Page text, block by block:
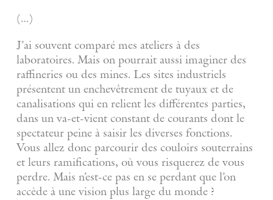
(…)
J’ai souvent comparé mes ateliers à des
laboratoires. Mais on pourrait aussi imaginer des
raffineries ou des mines. Les sites industriels
présentent un enchevêtrement de tuyaux et de
canalisations qui en relient les différentes parties,
dans un va-et-vient constant de courants dont le
spectateur peine à saisir les diverses fonctions.
Vous allez donc parcourir des couloirs souterrains
et leurs ramifications, où vous risquerez de vous
perdre. Mais n’est-ce pas en se perdant que l’on
accède à une vision plus large du monde ?